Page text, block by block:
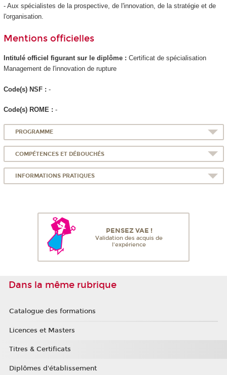
- Aux spécialistes de la prospective, de l'innovation, de la stratégie et de
l'organisation.
Mentions officielles
Intitulé officiel figurant sur le diplôme : Certificat de spécialisation
Management de l'innovation de rupture
Code(s) NSF : -
Code(s) ROME : -
PROGRAMME
COMPÉTENCES ET DÉBOUCHÉS
INFORMATIONS PRATIQUES
PENSEZ VAE !
Validation des acquis de
l'expérience
Dans la même rubrique
Catalogue des formations
Licences et Masters
Titres & Certificats
Diplômes d'établissement